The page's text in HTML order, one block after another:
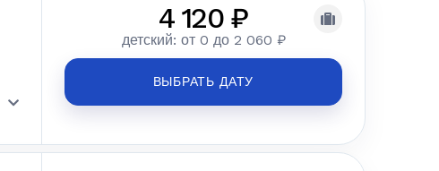
4 120 ₽
детский: от 0 до 2 060 ₽
ВЫБРАТЬ ДАТУ